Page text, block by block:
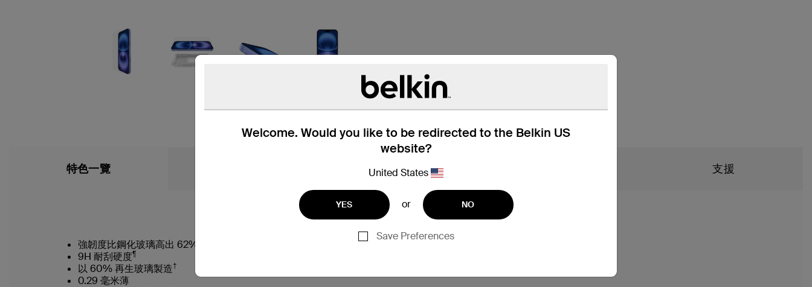
Welcome. Would you like to be redirected to the Belkin US
website?
United States
YES or NO
Save Preferences
特色一覽 兼容性 支援
強韌度比鋼化玻璃高出 62%*
9H 耐刮硬度¶
以 60% 再生玻璃製造†
0.29 毫米薄